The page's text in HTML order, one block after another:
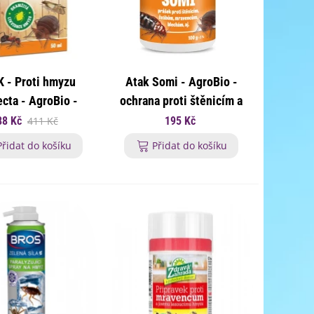
- Proti hmyzu
- AgroBio -
proti škůdcům -
50 ml
Kč 411 Kč
do košíku
Atak Somi - AgroBio -
ochrana proti štěnicím a
švábům - 100 g
195 Kč
Přidat do košíku